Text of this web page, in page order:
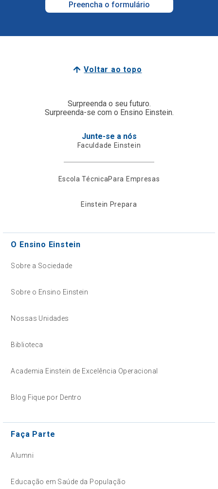
Preencha o formulário
Voltar ao topo
Surpreenda o seu futuro.
Surpreenda-se com o Ensino Einstein.
Junte-se a nós
Faculdade Einstein
Escola TécnicaPara Empresas
Einstein Prepara
O Ensino Einstein
Sobre a Sociedade
Sobre o Ensino Einstein
Nossas Unidades
Biblioteca
Academia Einstein de Excelência Operacional
Blog Fique por Dentro
Faça Parte
Alumni
Educação em Saúde da População